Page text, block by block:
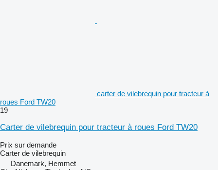
carter de vilebrequin pour tracteur à
roues Ford TW20
19
Carter de vilebrequin pour tracteur à roues Ford TW20
Prix sur demande
Carter de vilebrequin
Danemark, Hemmet